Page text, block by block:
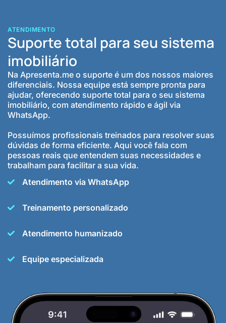
ATENDIMENTO
Suporte total para seu sistema
imobiliário
Na Apresenta.me o suporte é um dos nossos maiores
diferenciais. Nossa equipe está sempre pronta para
ajudar, oferecendo suporte total para o seu sistema
imobiliário, com atendimento rápido e ágil via
WhatsApp.
Possuímos profissionais treinados para resolver suas
dúvidas de forma eficiente. Aqui você fala com
pessoas reais que entendem suas necessidades e
trabalham para facilitar a sua vida.
Atendimento via WhatsApp
Treinamento personalizado
Atendimento humanizado
Equipe especializada